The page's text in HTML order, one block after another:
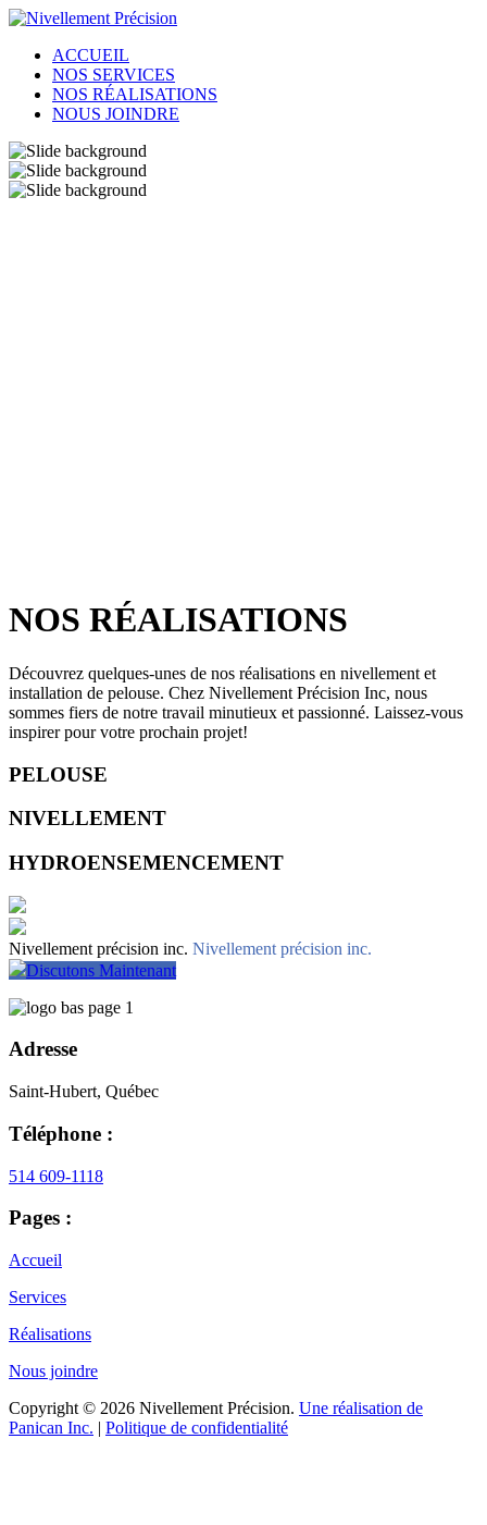
ACCUEIL
NOS SERVICES
NOS RÉALISATIONS
NOUS JOINDRE
NOS RÉALISATIONS
Découvrez quelques-unes de nos réalisations en nivellement et
installation de pelouse. Chez Nivellement Précision Inc, nous
sommes fiers de notre travail minutieux et passionné. Laissez-vous
inspirer pour votre prochain projet!
PELOUSE
NIVELLEMENT
HYDROENSEMENCEMENT
Nivellement précision inc. Nivellement précision inc.
Discutons Maintenant
Adresse
Saint-Hubert, Québec
Téléphone :
514 609-1118
Pages :
Accueil
Services
Réalisations
Nous joindre
Copyright © 2026 Nivellement Précision. Une réalisation de
Panican Inc. | Politique de confidentialité